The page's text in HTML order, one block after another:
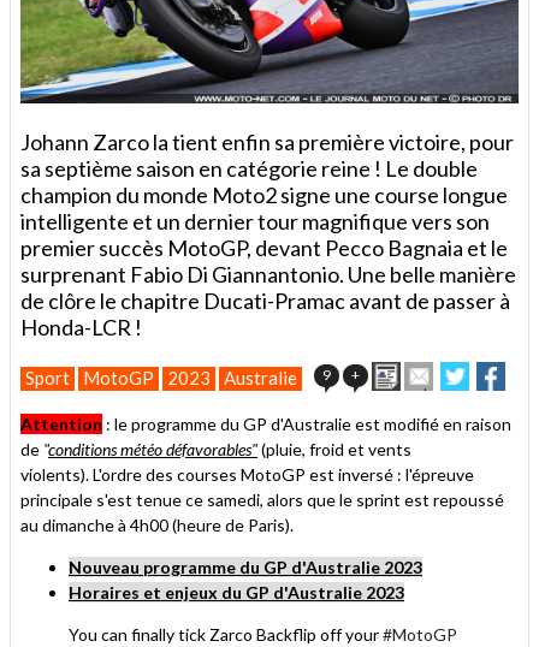
Johann Zarco la tient enfin sa première victoire, pour
sa septième saison en catégorie reine ! Le double
champion du monde Moto2 signe une course longue
intelligente et un dernier tour magnifique vers son
premier succès MotoGP, devant Pecco Bagnaia et le
surprenant Fabio Di Giannantonio. Une belle manière
de clôre le chapitre Ducati-Pramac avant de passer à
Honda-LCR !
Sport MotoGP 2023 Australie 9 + ImprimerEnvoyer
cet
à
un
ami
Partager
sur
sur
Attention : le programme du GP d'Australie est modifié en raison
de "conditions météo défavorables"(pluie, froid et vents
violents).L'ordre des courses MotoGP est inversé : l'épreuve
principale s'est tenue ce samedi, alors que le sprint est repoussé
au dimanche à 4h00 (heure de Paris).
Nouveau programme du GP d'Australie 2023
Horaires et enjeux du GP d'Australie 2023
You can finally tick Zarco Backflip off your#MotoGP